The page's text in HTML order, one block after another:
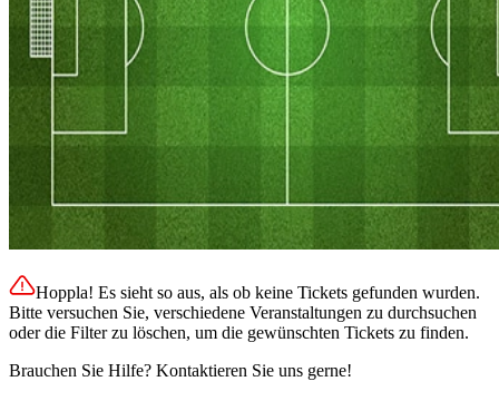
Hoppla! Es sieht so aus, als ob keine Tickets gefunden wurden.
Bitte versuchen Sie, verschiedene Veranstaltungen zu durchsuchen
oder die Filter zu löschen, um die gewünschten Tickets zu finden.
Brauchen Sie Hilfe? Kontaktieren Sie uns gerne!